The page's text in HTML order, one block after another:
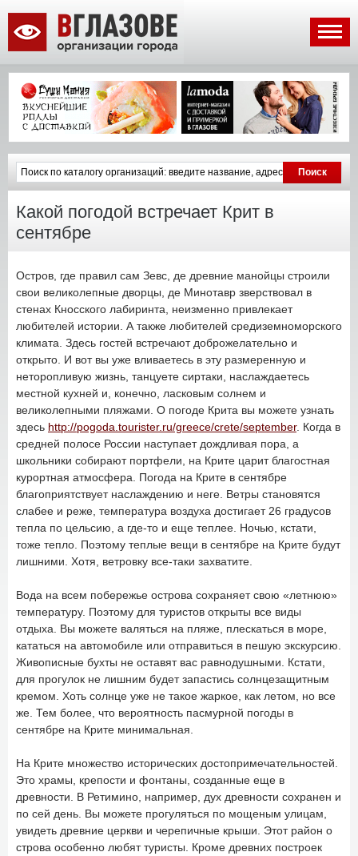
Какой погодой встречает Крит в
сентябре
Остров, где правил сам Зевс, де древние манойцы строили
свои великолепные дворцы, де Минотавр зверствовал в
стенах Кносского лабиринта, неизменно привлекает
любителей истории. А также любителей средиземноморского
климата. Здесь гостей встречают доброжелательно и
открыто. И вот вы уже вливаетесь в эту размеренную и
неторопливую жизнь, танцуете сиртаки, наслаждаетесь
местной кухней и, конечно, ласковым солнем и
великолепными пляжами. О погоде Крита вы можете узнать
здесь http://pogoda.tourister.ru/greece/crete/september. Когда в
средней полосе России наступает дождливая пора, а
школьники собирают портфели, на Крите царит благостная
курортная атмосфера. Погода на Крите в сентябре
благоприятствует наслаждению и неге. Ветры становятся
слабее и реже, температура воздуха достигает 26 градусов
тепла по цельсию, а где-то и еще теплее. Ночью, кстати,
тоже тепло. Поэтому теплые вещи в сентябре на Крите будут
лишними. Хотя, ветровку все-таки захватите.
Вода на всем побережье острова сохраняет свою «летнюю»
температуру. Поэтому для туристов открыты все виды
отдыха. Вы можете валяться на пляже, плескаться в море,
кататься на автомобиле или отправиться в пешую экскурсию.
Живописные бухты не оставят вас равнодушными. Кстати,
для прогулок не лишним будет запастись солнцезащитным
кремом. Хоть солнце уже не такое жаркое, как летом, но все
же. Тем более, что вероятность пасмурной погоды в
сентябре на Крите минимальная.
На Крите множество исторических достопримечательностей.
Это храмы, крепости и фонтаны, созданные еще в
древности. В Ретимино, например, дух древности сохранен и
по сей день. Вы можете прогуляться по мощеным улицам,
увидеть древние церкви и черепичные крыши. Этот район о
строва особенно любят туристы. Кроме древних построек